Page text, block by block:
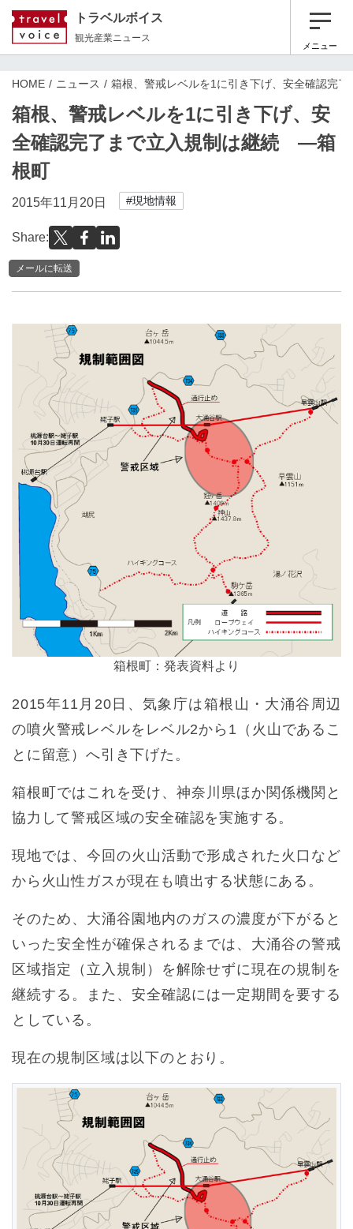
トラベルボイス
観光産業ニュース
メニュー
HOME ニュース 箱根、警戒レベルを1に引き下げ、安全確認完
箱根、警戒レベルを1に引き下げ、安
全確認完了まで立入規制は継続 ―箱
根町
2015年11月20日 #現地情報
Share:
メールに転送
箱根町：発表資料より
2015年11月20日、気象庁は箱根山・大涌谷周辺
の噴火警戒レベルをレベル2から1（火山であるこ
とに留意）へ引き下げた。
箱根町ではこれを受け、神奈川県ほか関係機関と
協力して警戒区域の安全確認を実施する。
現地では、今回の火山活動で形成された火口など
から火山性ガスが現在も噴出する状態にある。
そのため、大涌谷園地内のガスの濃度が下がると
いった安全性が確保されるまでは、大涌谷の警戒
区域指定（立入規制）を解除せずに現在の規制を
継続する。また、安全確認には一定期間を要する
としている。
現在の規制区域は以下のとおり。